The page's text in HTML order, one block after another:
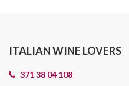
ITALIAN WINE LOVERS
371 38 04 108